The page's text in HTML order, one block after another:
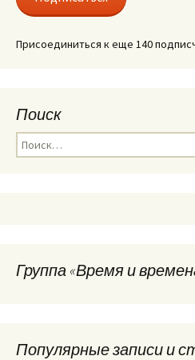
Присоединиться к еще 140
Поиск
Найти:
Группа «Время и
Популярные записи и